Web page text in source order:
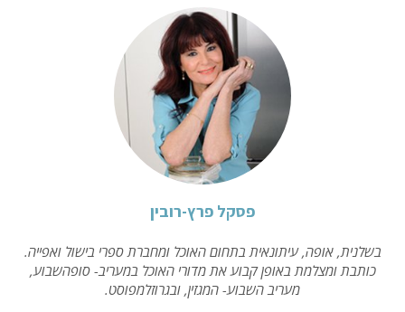
פסקל פרץ-רובין
בשלנית, אופה, עיתונאית בתחום האוכל ומחברת ספרי בישול ואפייה.
כותבת ומצלמת באופן קבוע את מדורי האוכל במעריב- סופהשבוע,
מעריב השבוע- המגזין, ובגרוזלמפוסט.